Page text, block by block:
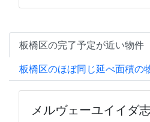
板橋区の完了予定が近い物件
板橋区のほぼ同じ延べ面積の
メルヴェーユイイダ